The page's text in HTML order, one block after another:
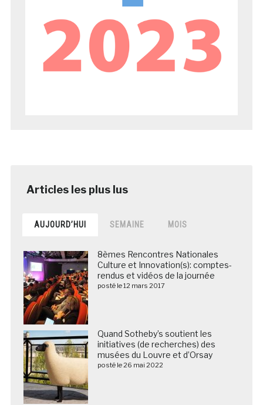
AUJOURD’HUI SEMAINE MOIS
8èmes Rencontres Nationales
Culture et Innovation(s): comptes-
rendus et vidéos de la journée
posté le 12 mars 2017
Quand Sotheby’s soutient les
initiatives (de recherches) des
musées du Louvre et d’Orsay
posté le 26 mai 2022